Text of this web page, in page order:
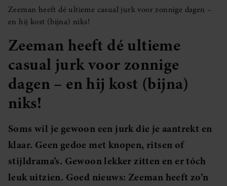
Zeeman heeft dé ultieme casual jurk voor zonnige dagen –
en hij kost (bijna) niks!
Zeeman heeft dé ultieme
casual jurk voor zonnige
dagen – en hij kost (bijna)
niks!
Soms wil je gewoon een jurk die je aantrekt en
klaar. Geen gedoe met knopen, ritsen of
stijldrama’s. Gewoon lekker zitten en er tóch
leuk uitzien. Goed nieuws: Zeeman heeft zo’n